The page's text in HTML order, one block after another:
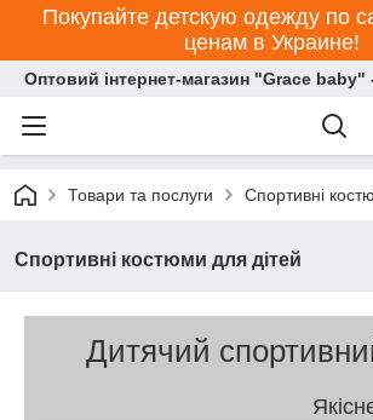
Покупайте детскую одежду по
ценам в Украине!
Оптовий інтернет-магазин "Grace
Товари та послуги Спортивні
Спортивні костюми для дітей
Дитячий